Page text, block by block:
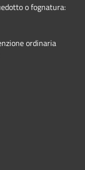
o fognatura:
ordinaria